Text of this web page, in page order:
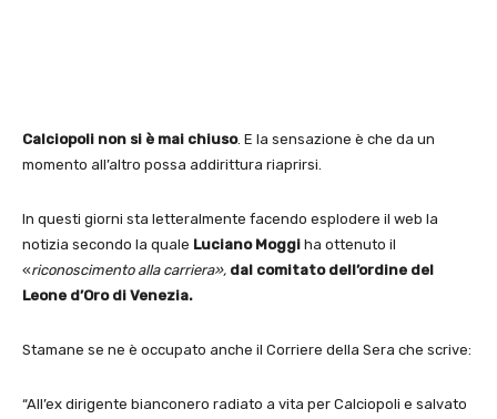
Calciopoli non si è mai chiuso. E la sensazione è che da un
momento all’altro possa addirittura riaprirsi.
In questi giorni sta letteralmente facendo esplodere il web la
notizia secondo la quale Luciano Moggi ha ottenuto il
«riconoscimento alla carriera», dal comitato dell’ordine del
Leone d’Oro di Venezia.
Stamane se ne è occupato anche il Corriere della Sera che scrive:
“All’ex dirigente bianconero radiato a vita per Calciopoli e salvato